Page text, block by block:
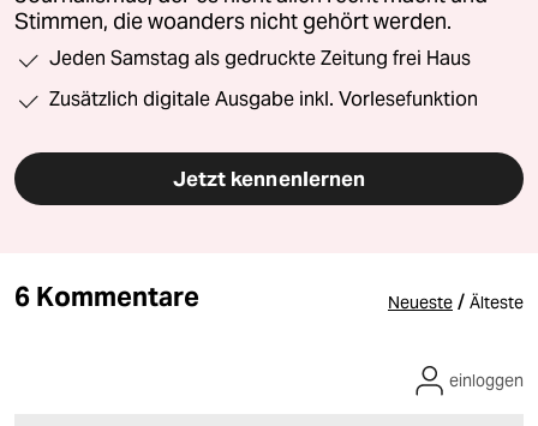
Stimmen, die woanders nicht gehört werden.
Jeden Samstag als gedruckte Zeitung frei Haus
Zusätzlich digitale Ausgabe inkl. Vorlesefunktion
Jetzt kennenlernen
6 Kommentare Neueste / Älteste
einloggen